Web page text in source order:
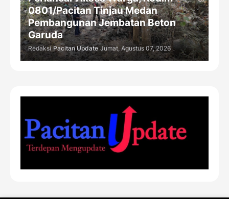
0801/Pacitan Tinjau Medan
Pembangunan Jembatan Beton
Garuda
Redaksi Pacitan Update Jumat, Agustus 07, 2026